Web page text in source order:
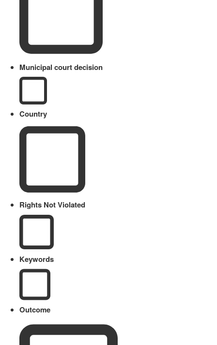
Municipal court decision
Country
Rights Not Violated
Keywords
Outcome